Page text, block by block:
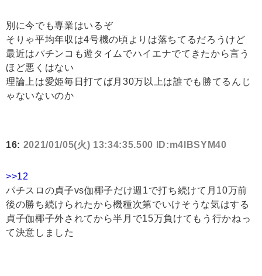
別に今でも専業はいるぞ
そりゃ平均年収は4号機の頃よりは落ちてるだろうけど
最近はパチンコも遊タイムでハイエナでてきたから言う
ほど悪くはない
理論上は愛姫毎日打てば月30万以上は誰でも勝てるんじ
ゃないないのか
16: 2021/01/05(火) 13:34:35.500 ID:m4lBSYM40
>>12
パチスロの貞子vs伽椰子だけ週1で打ち続けて月10万前
後の勝ち続けられたから機種次第でいけそうな気はする
貞子伽椰子外されてから半月で15万負けてもう行かねっ
て決意しました